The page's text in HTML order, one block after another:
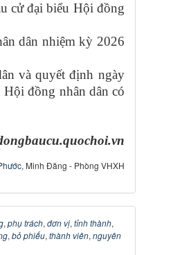
cử đại biểu Hội đồng
dân nhiệm kỳ 2026
và quyết định ngày
đồng nhân dân có
, Minh Đăng - Phòng VHXH
, phụ trách, đơn vị, tỉnh thành,
, bỏ phiếu, thành viên, nguyên